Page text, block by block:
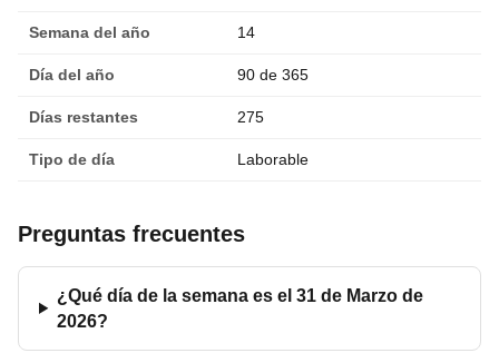
Semana del año 14
Día del año 90 de 365
Días restantes 275
Tipo de día Laborable
Preguntas frecuentes
¿Qué día de la semana es el 31 de Marzo de
2026?